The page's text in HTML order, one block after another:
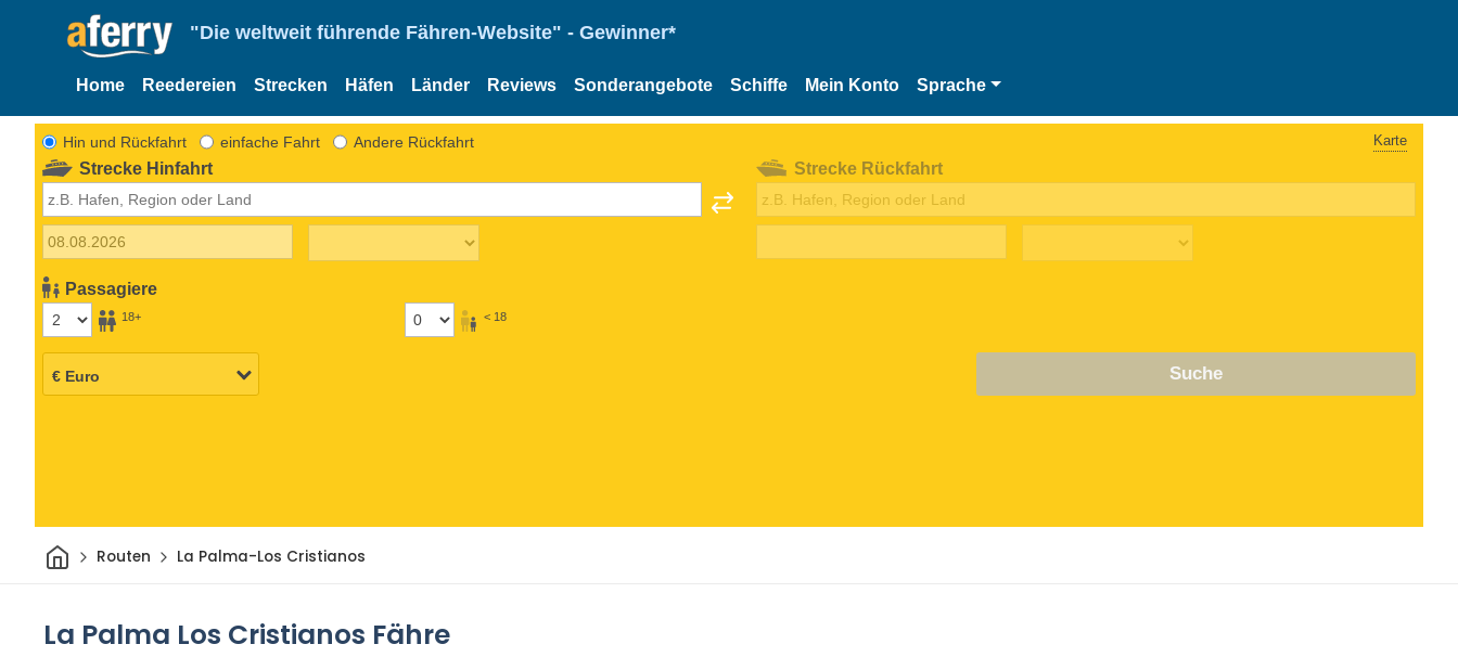
"Die weltweit führende Fähren-Website" - Gewinner*
Home Reedereien Strecken Häfen Länder Reviews Sonderangebote Schiffe Mein Konto Sprache
Hin und Rückfahrt einfache Fahrt Andere Rückfahrt Karte
Strecke Hinfahrt
Passagiere
18+ < 18
Strecke Rückfahrt
Suche
HeimRouten La Palma-Los Cristianos
La Palma Los Cristianos Fähre